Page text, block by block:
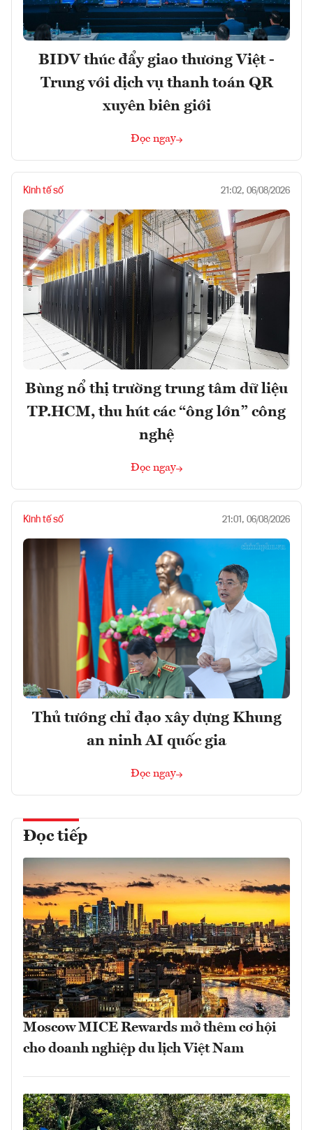
BIDV thúc đẩy giao thương Việt -
Trung với dịch vụ thanh toán QR
xuyên biên giới
Đọc ngay
Kinh tế số 21:02, 06/08/2026
Bùng nổ thị trường trung tâm dữ liệu
TP.HCM, thu hút các “ông lớn” công
nghệ
Đọc ngay
Kinh tế số 21:01, 06/08/2026
Thủ tướng chỉ đạo xây dựng Khung
an ninh AI quốc gia
Đọc ngay
Đọc tiếp
Moscow MICE Rewards mở thêm cơ hội
cho doanh nghiệp du lịch Việt Nam